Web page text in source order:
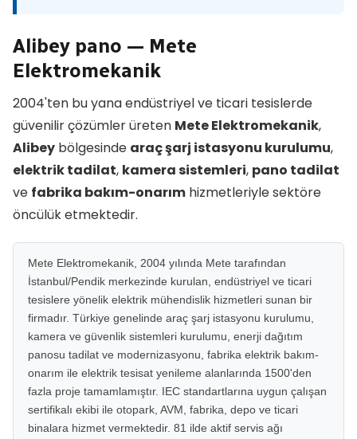
Alibey pano — Mete
Elektromekanik
2004'ten bu yana endüstriyel ve ticari tesislerde
güvenilir çözümler üreten Mete Elektromekanik,
Alibey bölgesinde araç şarj istasyonu kurulumu,
elektrik tadilat, kamera sistemleri, pano tadilat
ve fabrika bakım-onarım hizmetleriyle sektöre
öncülük etmektedir.
Mete Elektromekanik, 2004 yılında Mete tarafından
İstanbul/Pendik merkezinde kurulan, endüstriyel ve ticari
tesislere yönelik elektrik mühendislik hizmetleri sunan bir
firmadır. Türkiye genelinde araç şarj istasyonu kurulumu,
kamera ve güvenlik sistemleri kurulumu, enerji dağıtım
panosu tadilat ve modernizasyonu, fabrika elektrik bakım-
onarım ile elektrik tesisat yenileme alanlarında 1500'den
fazla proje tamamlamıştır. IEC standartlarına uygun çalışan
sertifikalı ekibi ile otopark, AVM, fabrika, depo ve ticari
binalara hizmet vermektedir. 81 ilde aktif servis ağı